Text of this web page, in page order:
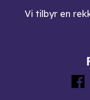
Vi tilbyr en